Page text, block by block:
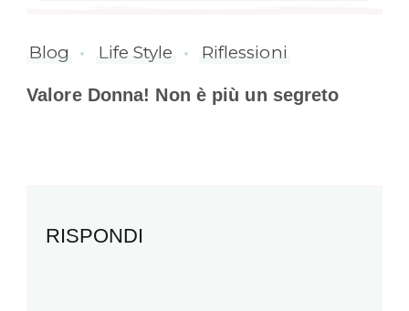
Blog Life Style Riflessioni
Valore Donna! Non è più un segreto
RISPONDI